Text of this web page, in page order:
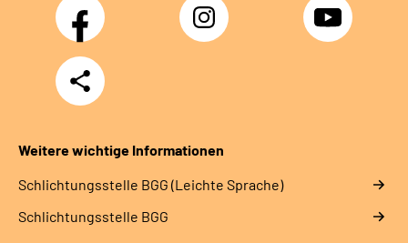
Facebook Instagram YouTube
Teilen
Weitere wichtige Informationen
Schlich­tungs­stel­le BGG (Leichte Sprache)
Schlich­tungs­stel­le BGG